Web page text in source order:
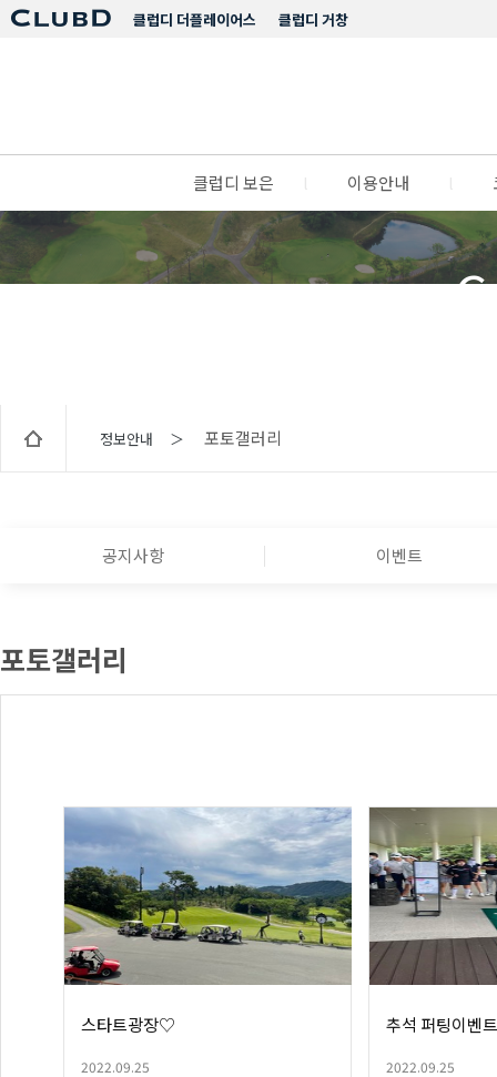
클럽디 거창
클럽디 더플레이어스
클럽디 보은 이용안내
정보안내 ＞ 포토갤러리
공지사항 이벤트
포토갤러리
스타트광장♡
2022.09.25
추석 퍼팅이벤
2022.09.25